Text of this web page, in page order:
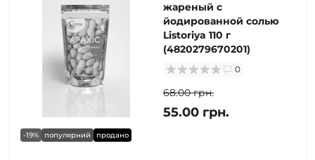
-19% популярний продано
жареный с
йодированной солью
Listoriya 110 г
(4820279670201)
0
68.00 грн.
55.00 грн.